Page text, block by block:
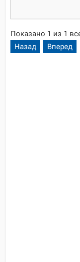
Показано 1 из 1
Назад
Вперед